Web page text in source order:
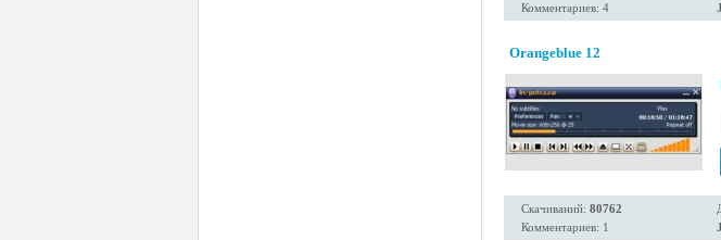
Комментариев: 4
Orangeblue 12
Скачиваний: 80762
Комментариев: 1